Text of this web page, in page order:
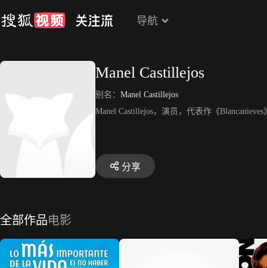
导航
Manel Castillejos
别名： Manel Castillejos
Manel Castillejos，演员，代表作《Blancanieves
分享
全部作品电影